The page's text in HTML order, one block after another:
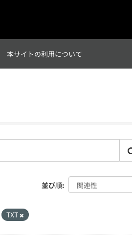
本サイトの利用について
並び順
TXT